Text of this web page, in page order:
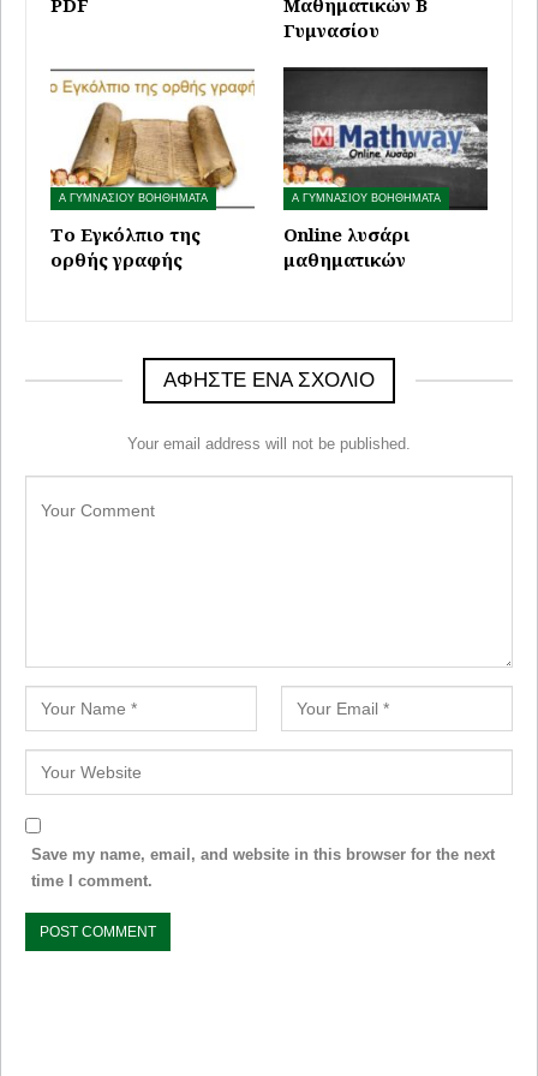
Γυμνασίου
Α ΓΥΜΝΑΣΙΟΥ ΒΟΗΘΗΜΑΤΑ
Το Εγκόλπιο της
ορθής γραφής
Α ΓΥΜΝΑΣΙΟΥ ΒΟΗΘΗΜΑΤΑ
Online λυσάρι
μαθηματικών
ΑΦΉΣΤΕ ΈΝΑ ΣΧΌΛΙΟ
Your email address will not be published.
Save my name, email, and website in this browser for the next
time I comment.